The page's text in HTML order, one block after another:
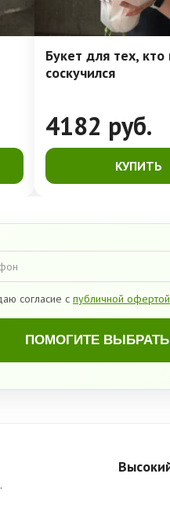
Букет для тех, кто
соскучился
4182 руб.
КУПИТЬ
согласие с публичной офертой
ПОМОГИТЕ ВЫБРАТЬ